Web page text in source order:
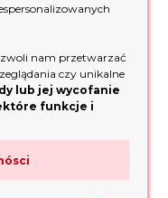
nam przetwarzać
czy unikalne
lub jej wycofanie
funkcje i